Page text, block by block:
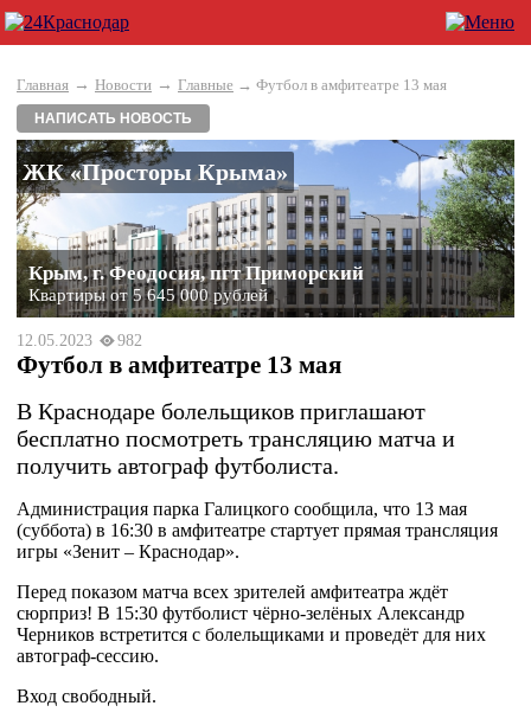
Главная → Новости → Главные → Футбол в амфитеатре 13 мая
НАПИСАТЬ НОВОСТЬ
ЖК «Просторы Крыма»
Крым, г. Феодосия, пгт Приморский
Квартиры от 5 645 000 рублей
12.05.2023 982
Футбол в амфитеатре 13 мая
В Краснодаре болельщиков приглашают
бесплатно посмотреть трансляцию матча и
получить автограф футболиста.
Администрация парка Галицкого сообщила, что 13 мая
(суббота) в 16:30 в амфитеатре стартует прямая трансляция
игры «Зенит – Краснодар».
Перед показом матча всех зрителей амфитеатра ждёт
сюрприз! В 15:30 футболист чёрно-зелёных Александр
Черников встретится с болельщиками и проведёт для них
автограф-сессию.
Вход свободный.